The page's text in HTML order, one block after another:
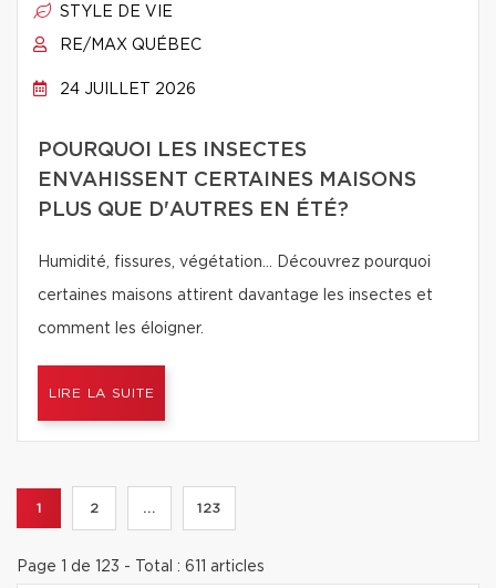
STYLE DE VIE
RE/MAX QUÉBEC
24 JUILLET 2026
POURQUOI LES INSECTES
ENVAHISSENT CERTAINES MAISONS
PLUS QUE D'AUTRES EN ÉTÉ?
Humidité, fissures, végétation… Découvrez pourquoi
certaines maisons attirent davantage les insectes et
comment les éloigner.
LIRE LA SUITE
1 2 ... 123
Page 1 de 123 - Total : 611 articles